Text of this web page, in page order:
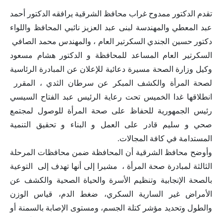
تقدم الدكتور ممدوح غراب محافظ الشرقية يرافقه الدكتور أحمد
عبد المعطي والمهندسة لبنى عبد العزيز نائبي المحافظ واللواء
دكتور حسين الجندي السكرتير العام ، والمهندس محمد الصافي
السكرتير العام المساعد للمحافظة و الدكتور هشام مسعود
وكيل وزارة الصحة مسيرة دعائية للإعلان عن المبادرة الرئاسية
لصحة المرأة والكشف المبكر عن سرطان الثدي ، المقرر
انطلاقها غدا الخميس تحت رعاية الرئيس عبد الفتاح السيسي
رئيس الجمهورية للحفاظ على صحة المرأة للوصول لمجتمع
صحي و سليم قادر على العمل و البناء و تحقيق التنمية
المستدامة في كافة المجالات.
وأوضح محافظ الشرقية أن المحافظة ضمن محافظات المرحلة
الثالثة لمبادرة صحة المرأة ، مشيرا إلى أنها تهدف إلى التوعية
بالصحة الإنجابية وتنظيم الأسرة والحياة الصحية والكشف عن
الأمراض غير السارية السكري، ضغط الدم، قياس الوزن
والطول وتحديد مؤشر كتلة الجسم، ومستوى الإصابة بالسمنة أو